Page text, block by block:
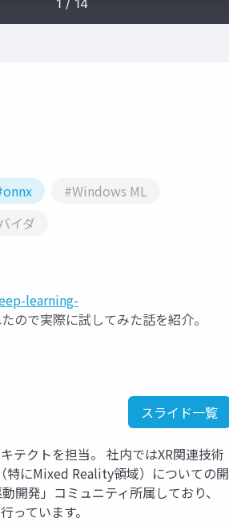
#Windows ML
イダ
learning-
ので実際に試してみた話を紹介。
スライド一覧
テクトを担当。 社内ではXR関連技術
特にMixed Reality領域）についての開
開発」コミュニティ所属しており、
っています。